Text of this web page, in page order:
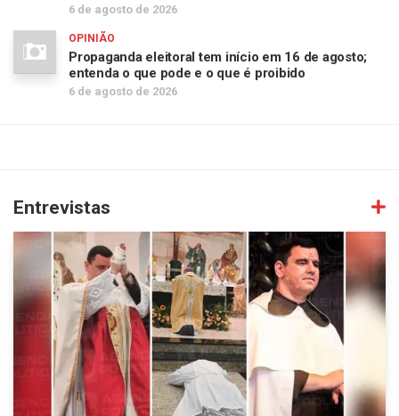
6 de agosto de 2026
OPINIÃO
Propaganda eleitoral tem início em 16 de agosto;
entenda o que pode e o que é proibido
6 de agosto de 2026
Entrevistas